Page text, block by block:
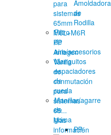
Amoldadora
de
Rodilla
Filtro
de
aire/accesorios
Manguitos
espaciadores
de
rueda
Manillar/agarre
de
goma
PP-
Varilla
de
conmutación
para
sistemas
65...
Más
información